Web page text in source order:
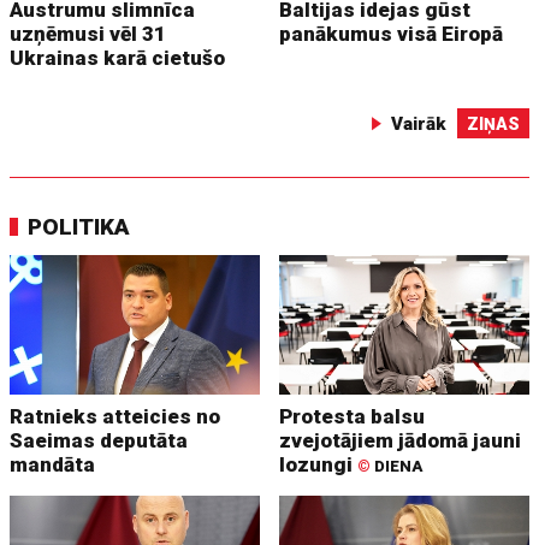
Austrumu slimnīca
uzņēmusi vēl 31
Ukrainas karā cietušo
Baltijas idejas gūst
panākumus visā Eiropā
Vairāk ZIŅAS
POLITIKA
Ratnieks atteicies no
Saeimas deputāta
mandāta
Protesta balsu
zvejotājiem jādomā jauni
lozungi © DIENA